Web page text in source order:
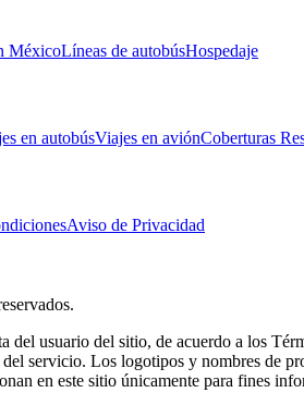
MéxicoLíneas de autobúsHospedaje
en autobúsViajes en aviónCoberturas
Aviso de Privacidad
del usuario del sitio, de acuerdo a los
servicio. Los logotipos y nombres de
en este sitio únicamente para fines